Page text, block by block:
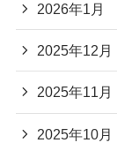
2026年1月
2025年12月
2025年11月
2025年10月